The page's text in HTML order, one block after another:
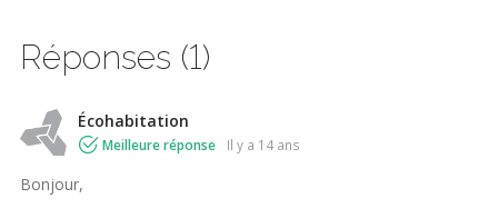
Réponses (1)
Écohabitation
Meilleure réponse il y a 14 ans
Bonjour,